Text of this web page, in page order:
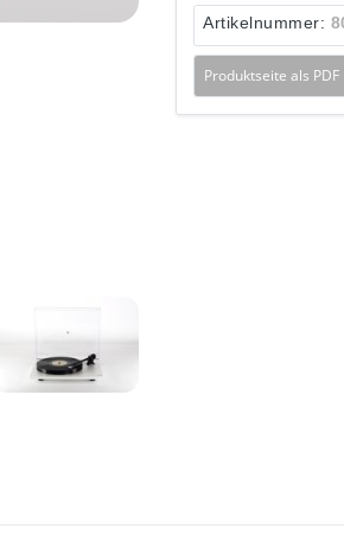
Artikelnummer:
Produktseite als PDF